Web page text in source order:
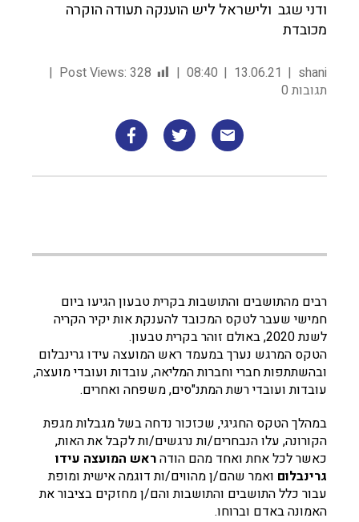
ודני שגב ולישראל ליש הוענקה תעודה הוקרה
מכובדת
shani
13.06.21
08:40
Post Views: 328
תגובות 0
רבים מהתושבים והתושבות בקרית טבעון הגיעו ביום
חמישי שעבר לטקס המכובד להענקת אות יקיר הקריה
לשנת 2020, באולם זוהר בקרית טבעון.
הטקס המרגש נערך במעמד ראש המועצה עידו גרינבלום
ובהשתתפות חברי וחברות המליאה, עובדות ועובדי מועצה,
עובדות ועובדי רשת המתנ"סים, משפחה ואחרים.
במהלך הטקס החגיגי, שכזכור נדחה בשל מגבלות מגפת
הקורונה, עלו הנבחרים/ות נרגשים/ות לקבל את האות,
כאשר לכל אחת ואחד מהם הודהראש המועצה עידו
גרינבלום ואמר שהם/ן מהווים/ות דוגמה אישית ומופת
עבור כלל התושבים והתושבות והם/ן מחזקים בציבור את
האמונה באדם וברוחו.